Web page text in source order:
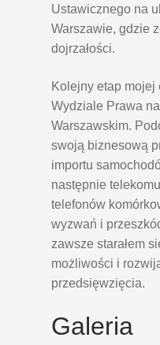
Ustawicznego na
Warszawie, gdzie
dojrzałości.
Kolejny etap mojej
Wydziale Prawa
Warszawskim.
swoją biznesową
importu
następnie
telefonów
wyzwań i
zawsze starałem
możliwości i
przedsięwzięcia.
Galeria